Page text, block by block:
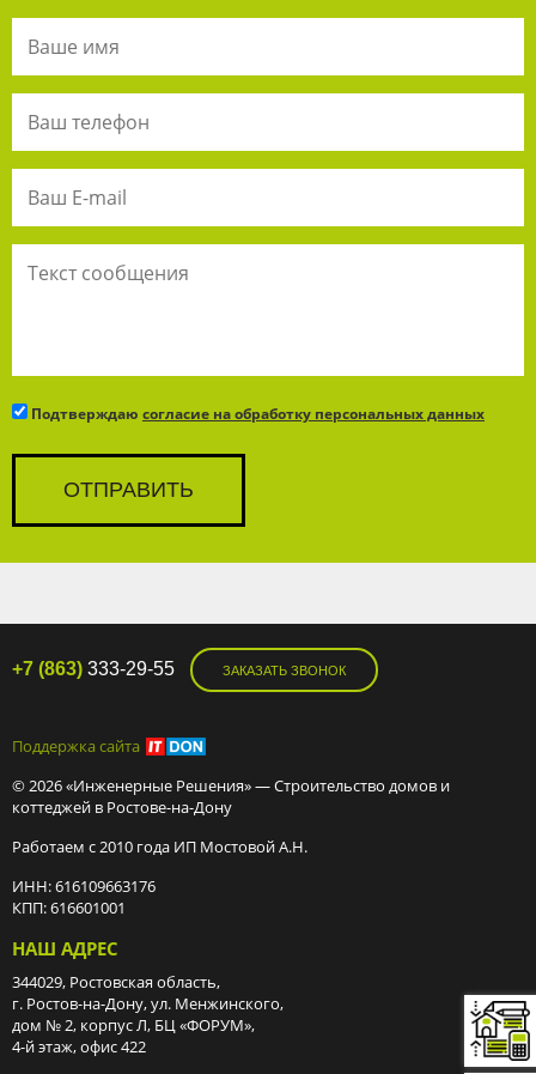
Подтверждаю согласие на обработку персональных данных
+7 (863) 333-29-55 ЗАКАЗАТЬ ЗВОНОК
Поддержка сайта
© 2026 «Инженерные Решения» — Строительство домов и
коттеджей в Ростове-на-Дону
Работаем с 2010 года ИП Мостовой А.Н.
ИНН: 616109663176
КПП: 616601001
НАШ АДРЕС
344029, Ростовская область,
г. Ростов-на-Дону, ул. Менжинского,
дом № 2, корпус Л, БЦ «ФОРУМ»,
4-й этаж, офис 422